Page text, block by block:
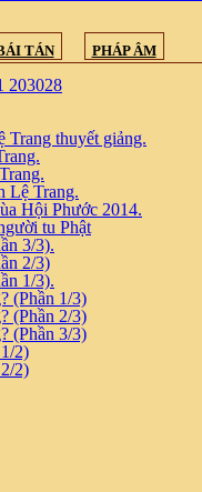
TÁN PHÁP ÂM
Trang thuyết giảng.
Lệ Trang.
Hội Phước 2014.
tu Phật
3/3).
2/3)
1/3).
(Phần 1/3)
(Phần 2/3)
(Phần 3/3)
2)
2)